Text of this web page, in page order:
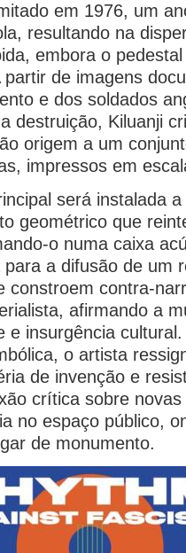
em 1976, um
resultando na
embora o
de imagens
e dos soldados
destruição, Kiluanji
origem a um
impressos em
será instalada
geométrico que
o numa caixa
a difusão de um
constroem contra-
afirmando a
e insurgência
o artista
de invenção e
crítica sobre
no espaço público,
de monumento.